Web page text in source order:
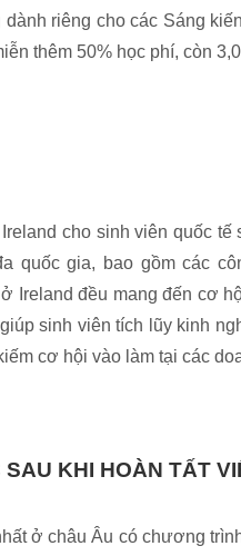
riêng cho các Sáng
thêm 50% học phí, còn
cho sinh viên quốc tế
quốc gia, bao gồm các
Ireland đều mang đến cơ
sinh viên tích lũy kinh
cơ hội vào làm tại các
KHI HOÀN TẤT
ở châu Âu có chương